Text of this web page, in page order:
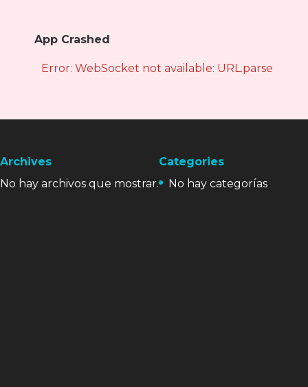
App Crashed
Error: WebSocket not available: URL.parse is
Archives
No hay archivos que mostrar.
Categories
No hay categorías